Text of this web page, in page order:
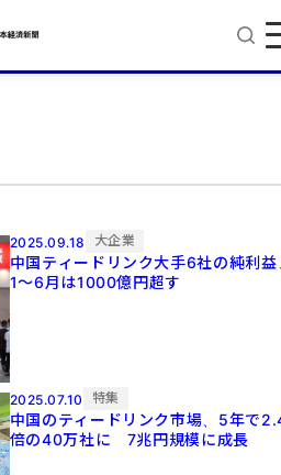
2025.09.18 大企業
中国ティードリンク大手6社の純利益
1～6月は1000億円超す
2025.07.10 特集
中国のティードリンク市場、5年で
倍の40万社に 7兆円規模に成長